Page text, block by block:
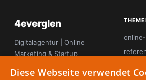
4everglen
Digitalagentur | Online
Marketing & Startup
Diese Webseite verwendet